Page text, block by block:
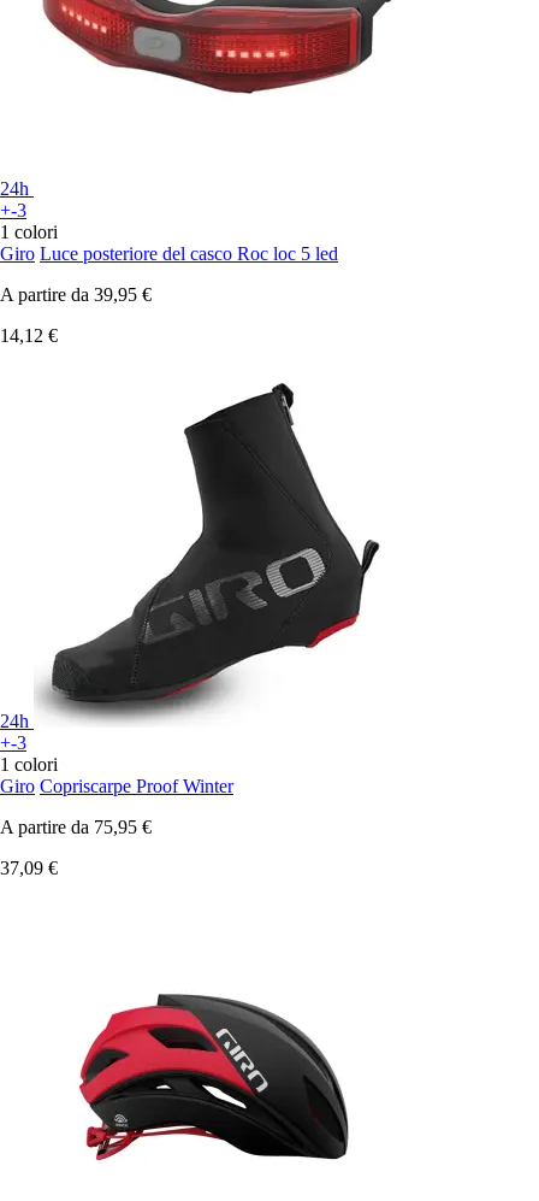
24h
+-3
1 colori
Giro Luce posteriore del casco Roc loc 5 led
A partire da 39,95 €
14,12 €
24h
+-3
1 colori
Giro Copriscarpe Proof Winter
A partire da 75,95 €
37,09 €